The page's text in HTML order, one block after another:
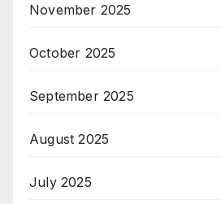
November 2025
October 2025
September 2025
August 2025
July 2025